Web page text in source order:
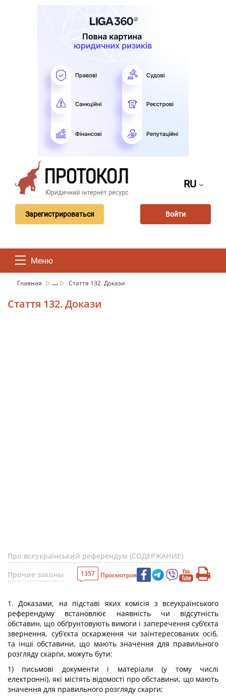
RU
Зарегистрироваться Войти
Меню
Главная ... Стаття 132. Докази
Стаття 132. Докази
Про всеукраїнський референдум (СОДЕРЖАНИЕ)
Прочие законы
1357 Просмотров
1. Доказами, на підставі яких комісія з всеукраїнського
референдуму встановлює наявність чи відсутність
обставин, що обґрунтовують вимоги і заперечення суб’єкта
звернення, суб’єкта оскарження чи заінтересованих осіб,
та інші обставини, що мають значення для правильного
розгляду скарги, можуть бути:
1) письмові документи і матеріали (у тому числі
електронні), які містять відомості про обставини, що мають
значення для правильного розгляду скарги;